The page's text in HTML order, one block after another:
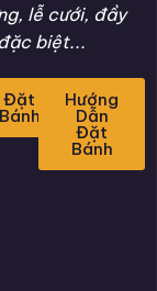
lễ cưới, đầy
biệt...
Đặt
Bánh
Hướng
Dẫn
Đặt
Bánh